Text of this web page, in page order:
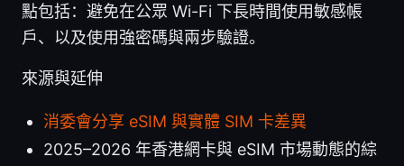
點包括：避免在公眾 Wi-Fi 下長時間使用敏感帳
戶、以及使用強密碼與兩步驗證。
來源與延伸
消委會分享 eSIM 與實體 SIM 卡差異
2025–2026 年香港網卡與 eSIM 市場動態的綜